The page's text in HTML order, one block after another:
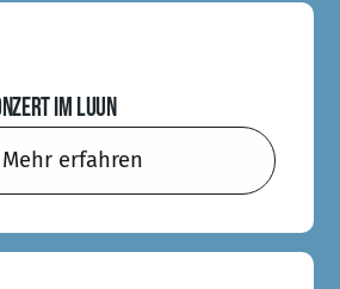
IM LUUN
Mehr erfahren